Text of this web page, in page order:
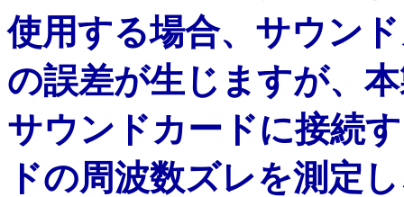
使用する場合、サウン
の誤差が生じますが、
サウンドカードに接続
ドの周波数ズレを測定